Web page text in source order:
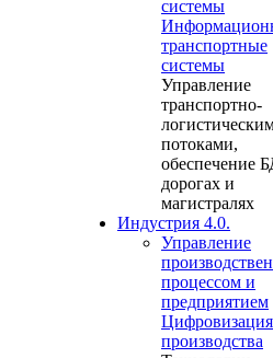
системы
транспортные
системы
Управление
транспортно-
потоками,
обеспечение
дорогах и
магистралях
Индустрия 4.0.
Управление
процессом и
предприятием
Цифровизация
производства